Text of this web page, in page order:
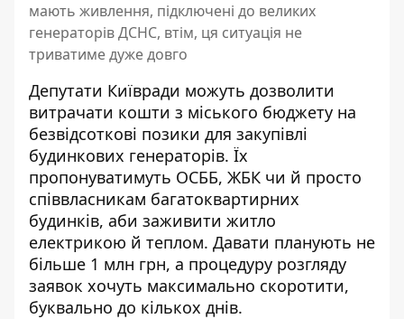
мають живлення, підключені до великих
генераторів ДСНС, втім, ця ситуація не
триватиме дуже довго
Депутати Київради можуть дозволити
витрачати кошти з міського бюджету на
безвідсоткові позики для закупівлі
будинкових генераторів. Їх
пропонуватимуть ОСББ, ЖБК чи й просто
співвласникам багатоквартирних
будинків, аби заживити житло
електрикою й теплом. Давати планують не
більше 1 млн грн, а процедуру розгляду
заявок хочуть максимально скоротити,
буквально до кількох днів.